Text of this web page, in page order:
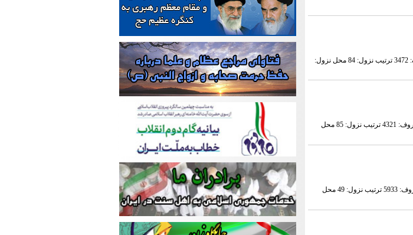
نام سوره: روم تعداد آیات: 60 تعداد کلمات: 820 تعداد حروف: 3472 ترتیب نزول: 84 محل نزول:
نام سوره: عنکبوت تعداد آیات: 69 تعداد کلمات: 983 تعداد حروف: 4321 ترتیب نزول: 85 محل
نام سوره: قصص تعداد آیات: 88 تعداد کلمات: 1443 تعداد حروف: 5933 ترتیب نزول: 49 محل